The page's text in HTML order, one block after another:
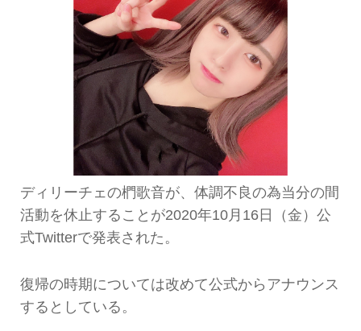
ディリーチェの椚歌音が、体調不良の為当分の間
活動を休止することが2020年10月16日（金）公
式Twitterで発表された。
復帰の時期については改めて公式からアナウンス
するとしている。